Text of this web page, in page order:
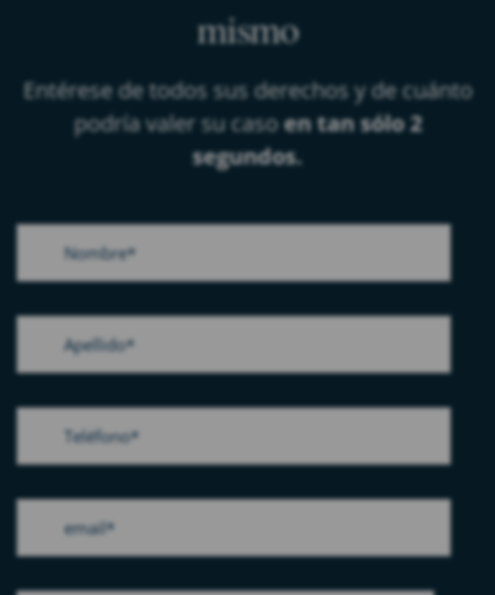
mismo
Entérese de todos sus derechos y de cuánto
podría valer su casoen tan sólo 2
segundos.